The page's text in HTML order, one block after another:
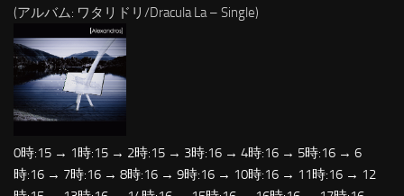
(アルバム: ワタリドリ/Dracula La – Single)
0時:15 → 1時:15 → 2時:15 → 3時:16 → 4時:16 → 5時:16 → 6
時:16 → 7時:16 → 8時:16 → 9時:16 → 10時:16 → 11時:16 → 12